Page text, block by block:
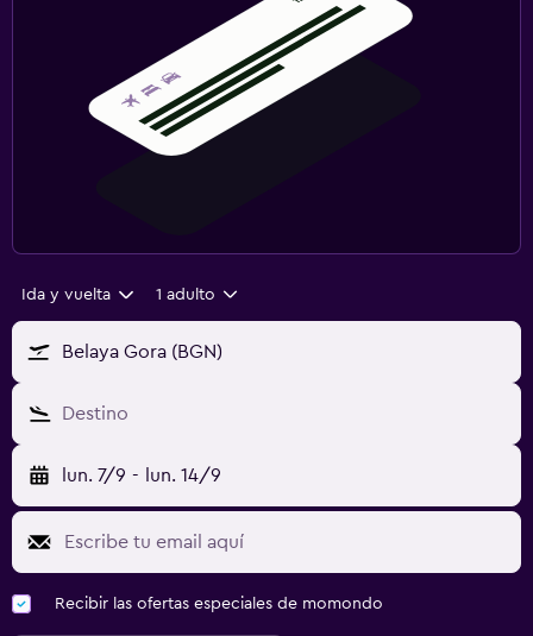
Ida y vuelta 1 adulto
Belaya Gora (BGN)
Destino
lun. 7/9 - lun. 14/9
Recibir las ofertas especiales de momondo